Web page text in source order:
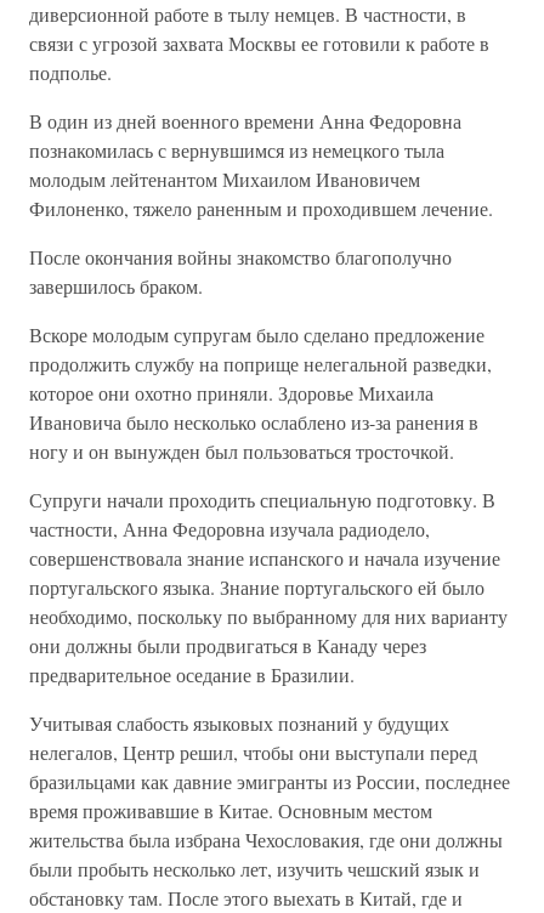
диверсионной работе в тылу немцев. В частности, в
связи с угрозой захвата Москвы ее готовили к работе в
подполье.
В один из дней военного времени Анна Федоровна
познакомилась с вернувшимся из немецкого тыла
молодым лейтенантом Михаилом Ивановичем
Филоненко, тяжело раненным и проходившем лечение.
После окончания войны знакомство благополучно
завершилось браком.
Вскоре молодым супругам было сделано предложение
продолжить службу на поприще нелегальной разведки,
которое они охотно приняли. Здоровье Михаила
Ивановича было несколько ослаблено из-за ранения в
ногу и он вынужден был пользоваться тросточкой.
Супруги начали проходить специальную подготовку. В
частности, Анна Федоровна изучала радиодело,
совершенствовала знание испанского и начала изучение
португальского языка. Знание португальского ей было
необходимо, поскольку по выбранному для них варианту
они должны были продвигаться в Канаду через
предварительное оседание в Бразилии.
Учитывая слабость языковых познаний у будущих
нелегалов, Центр решил, чтобы они выступали перед
бразильцами как давние эмигранты из России, последнее
время проживавшие в Китае. Основным местом
жительства была избрана Чехословакия, где они должны
были пробыть несколько лет, изучить чешский язык и
обстановку там. После этого выехать в Китай, где и